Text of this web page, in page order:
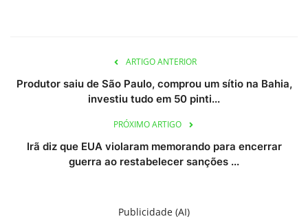
ARTIGO ANTERIOR
Produtor saiu de São Paulo, comprou um sítio na Bahia,
investiu tudo em 50 pinti...
PRÓXIMO ARTIGO
Irã diz que EUA violaram memorando para encerrar
guerra ao restabelecer sanções ...
Publicidade (AI)